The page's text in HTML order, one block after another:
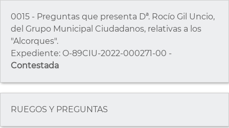
0015 - Preguntas que presenta Dª. Rocío Gil Uncio,
del Grupo Municipal Ciudadanos, relativas a los
"Alcorques".
Expediente: O-89CIU-2022-000271-00 -
Contestada
RUEGOS Y PREGUNTAS